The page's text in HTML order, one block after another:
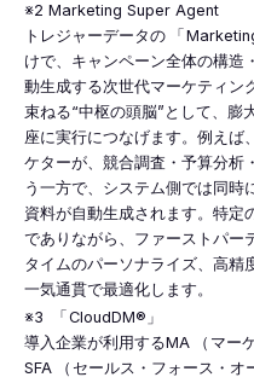
※2 Marketing Super Agent
トレジャーデータの
「
けで、キャンペーン全体の構造
動生成する次世代マーケティン
束ねる“中枢の頭脳”として、膨
座に実行につなげます。例えば
ケターが、競合調査・予算分析
う一方で、システム側では同時
資料が自動生成されます。特定
でありながら、ファーストパー
タイムのパーソナライズ、高精
一気通貫で最適化します。
※3
「CloudDM®︎」
導入企業が利用するMA
（ マー
SFA
（ セールス・フォース・オ